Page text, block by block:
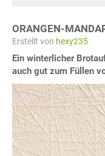
ORANGEN-
Erstellt von hexy235
Ein winterlicher
auch gut zum Füllen